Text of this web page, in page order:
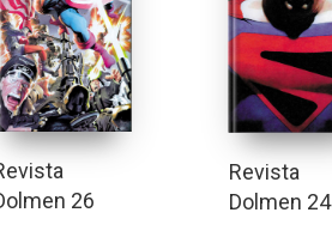
26
Revista
Dolmen 24